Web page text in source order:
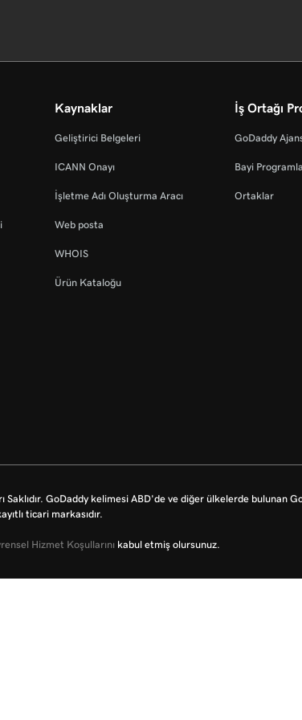
Kaynaklar
Geliştirici Belgeleri
ICANN Onayı
İşletme Adı Oluşturma Aracı
Web posta
WHOIS
Ürün Kataloğu
İş Ortağı
GoDaddy
Bayi
Ortaklar
GoDaddy kelimesi ABD'de ve diğer ülkelerde bulunan
ticari markasıdır.
Hizmet Koşullarını kabul etmiş olursunuz.